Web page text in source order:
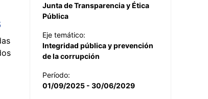
Junta de Transparencia y Ética
Pública
Eje temático:
Integridad pública y prevención
de la corrupción
Período:
01/09/2025 - 30/06/2029